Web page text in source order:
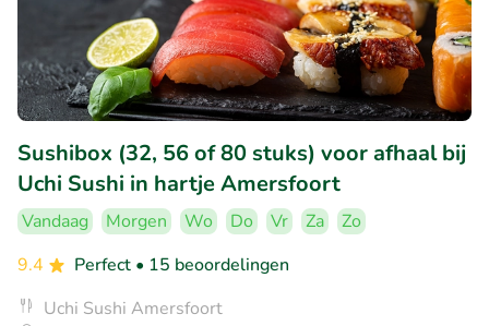
Sushibox (32, 56 of 80 stuks) voor afhaal bij
Uchi Sushi in hartje Amersfoort
Vandaag Morgen Wo Do Vr Za
Zo
9.4
Perfect • 15 beoordelingen
Uchi Sushi Amersfoort